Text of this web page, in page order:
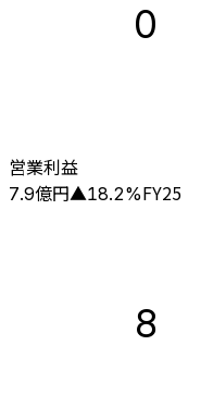
0
営業利益
7.9億円▲18.2%FY25
8